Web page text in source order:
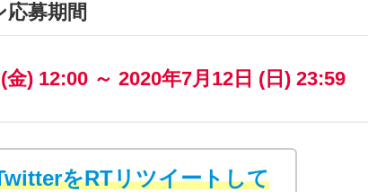
募期間
金) 12:00 ～ 2020年7月12日 (日) 23:59
をRTリツイートして